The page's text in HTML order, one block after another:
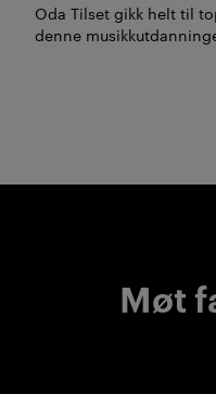
Oda Tilset gikk helt til
denne
Møt